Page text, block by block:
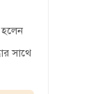
হলেন
সাথে